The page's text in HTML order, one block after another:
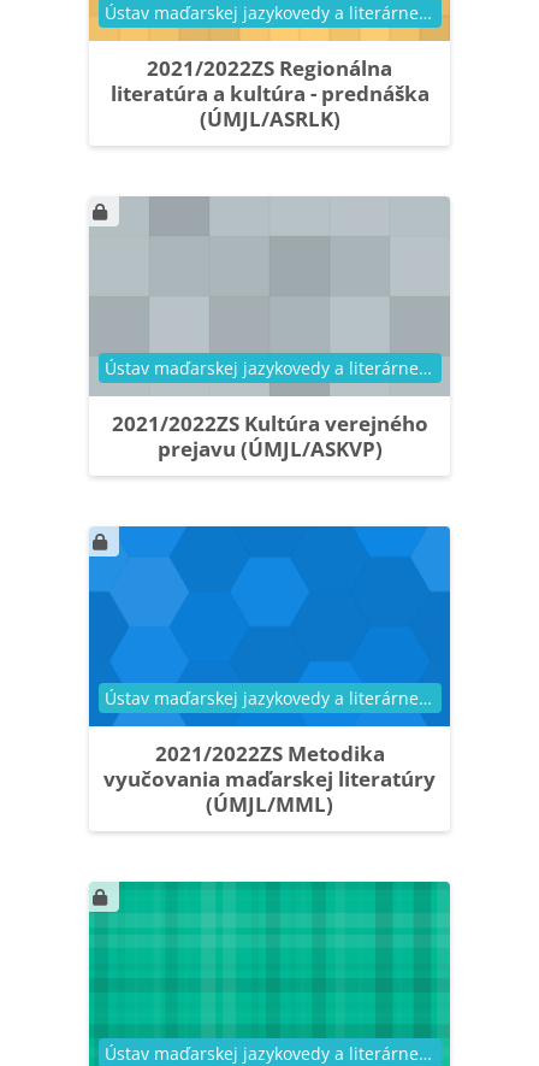
2021/2022ZS Regionálna
literatúra a kultúra - prednáška
(ÚMJL/ASRLK)
Kategória kurzu Ústav maďarskej jazykovedy a literárnej vedy
2021/2022ZS Kultúra verejného
prejavu (ÚMJL/ASKVP)
Kategória kurzu Ústav maďarskej jazykovedy a literárnej vedy
2021/2022ZS Metodika
vyučovania maďarskej literatúry
(ÚMJL/MML)
Kategória kurzu Ústav maďarskej jazykovedy a literárnej vedy
Kategória kurzu Ústav maďarskej jazykovedy a literárnej vedy